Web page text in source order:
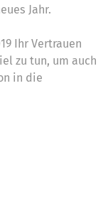
Jahr.
Ihr Vertrauen
zu tun, um auch
in die